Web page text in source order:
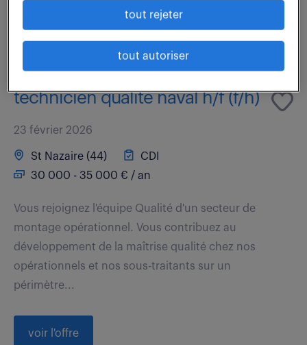
voir l'offre
technicien qualité naval h/f (f/h)
23 février 2026
St Nazaire (44)
CDI
30 000 - 35 000 € / an
Vous rejoignez l'équipe Qualité d'un secteur de
montage opérationnel. Vous contribuez au
développement de la maîtrise qualité chez nos
opérationnels et nos sous-traitants sur un
périmètre...
voir l'offre
tout rejeter
tout autoriser